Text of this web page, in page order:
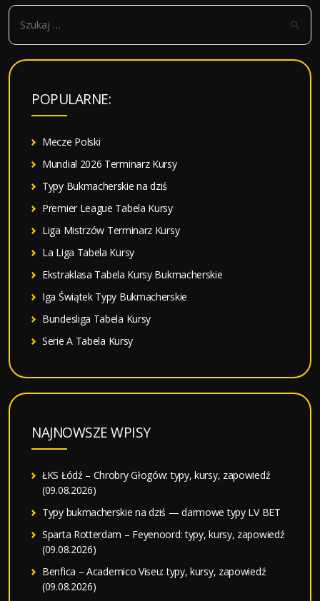
S
k
POPULARNE:
Mecze Polski
Mundial 2026 Terminarz Kursy
Typy Bukmacherskie na dziś
Premier League Tabela Kursy
Liga Mistrzów Terminarz Kursy
La Liga Tabela Kursy
Ekstraklasa Tabela Kursy Bukmacherskie
Iga Świątek Typy Bukmacherskie
Bundesliga Tabela Kursy
Serie A Tabela Kursy
NAJNOWSZE WPISY
ŁKS Łódź – Chrobry Głogów: typy, kursy, zapowiedź
(09.08.2026)
Typy bukmacherskie na dziś — darmowe typy LV BET
Sparta Rotterdam – Feyenoord: typy, kursy, zapowiedź
(09.08.2026)
Benfica – Academico Viseu: typy, kursy, zapowiedź
(09.08.2026)